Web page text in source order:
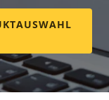
185 °